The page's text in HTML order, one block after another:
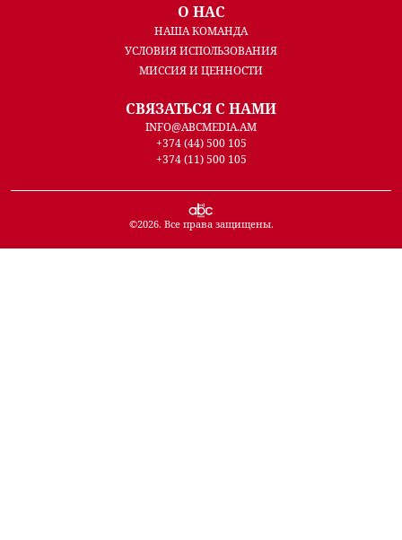
О НАС
НАША КОМАНДА
УСЛОВИЯ ИСПОЛЬЗОВАНИЯ
МИССИЯ И ЦЕННОСТИ
СВЯЗАТЬСЯ С НАМИ
INFO@ABCMEDIA.AM
+374 (44) 500 105
+374 (11) 500 105
©2026. Все права защищены.